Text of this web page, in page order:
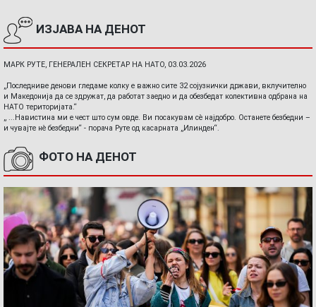
ИЗЈАВА НА ДЕНОТ
МАРК РУТЕ, ГЕНЕРАЛЕН СЕКРЕТАР НА НАТО, 03.03.2026
„Последниве денови гледаме колку е важно сите 32 сојузнички држави, вклучително
и Македонија да се здружат, да работат заедно и да обезбедат колективна одбрана на
НАТО територијата.“
„ ...Навистина ми е чест што сум овде. Ви посакувам сè најдобро. Останете безбедни –
и чувајте нè безбедни“ - порача Руте од касарната „Илинден“.
ФОТО НА ДЕНОТ